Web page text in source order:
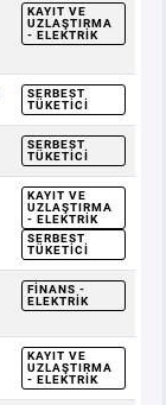
KAYIT VE
UZLAŞTIRMA
- ELEKTRIK
SERBEST
TÜKETICI
SERBEST
TÜKETICI
KAYIT VE
UZLAŞTIRMA
- ELEKTRIK
SERBEST
TÜKETICI
FINANS -
ELEKTRIK
KAYIT VE
UZLAŞTIRMA
- ELEKTRIK